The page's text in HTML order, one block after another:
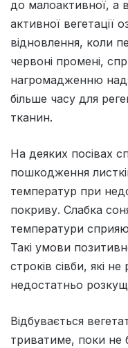
до малоактивної, а
активної вегетації
відновлення, коли
червоні промені,
нагромадженню
більше часу для
тканин.
На деяких посівах
пошкодження
температур при
покриву. Слабка
температури
Такі умови
строків сівби, які
недостатньо
Відбувається
триватиме, поки не